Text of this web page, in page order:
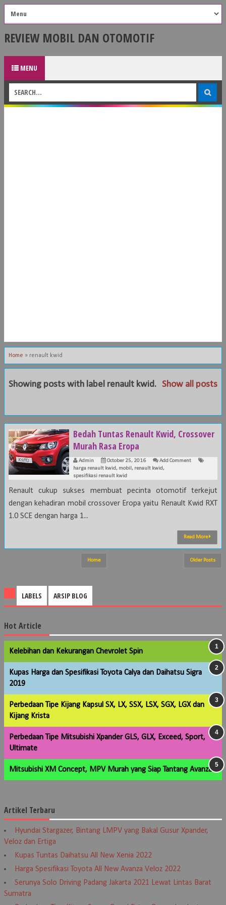
REVIEW MOBIL DAN OTOMOTIF
MENU
Home » renault kwid
Showing posts with label renault kwid. Show all posts
Bedah Tuntas Renault Kwid, Crossover
Murah Rasa Eropa
Admin October 25, 2016
Add Comment
harga renault kwid , mobil , renault kwid ,
spesifikasi renault kwid
Renault cukup sukses membuat pecinta otomotif terkejut
dengan kehadiran mobil crossover Eropa yaitu Renault Kwid RXT
1.0 SCE dengan harga 1...
Read More
Older Posts
Home
LABELS ARSIP BLOG
Hot Article
Kelebihan dan Kekurangan Chevrolet Spin
Kupas Harga dan Spesifikasi Toyota Calya dan Daihatsu Sigra
2019
Perbedaan Tipe Kijang Kapsul SX, LX, SSX, LSX, SGX, LGX dan
Kijang Krista
Perbedaan Tipe Mitsubishi Xpander GLS, GLX, Exceed, Sport,
Ultimate
Mitsubishi XM Concept, MPV Murah yang Siap Tantang Avanza
Artikel Terbaru
Hyundai Stargazer, Bintang LMPV yang Bakal Gusur Xpander,
Veloz dan Ertiga
Kupas Tuntas Daihatsu All New Xenia 2022
Harga Spesifikasi Toyota All New Avanza Veloz 2022
Serunya Solo Driving Padang Jakarta 2021 Lewat Lintas Barat
Sumatra